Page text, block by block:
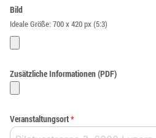
Bild
Ideale Größe: 700 x 420 px (5:3)
Zusätzliche Informationen (PDF)
Veranstaltungsort*